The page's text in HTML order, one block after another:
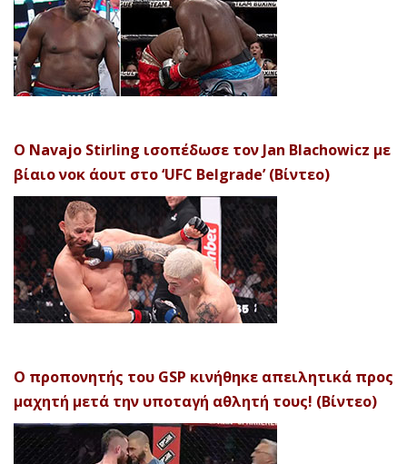
Ο Navajo Stirling ισοπέδωσε τον Jan Blachowicz με
βίαιο νοκ άουτ στο ‘UFC Belgrade’ (Βίντεο)
Ο προπονητής του GSP κινήθηκε απειλητικά προς
μαχητή μετά την υποταγή αθλητή τους! (Βίντεο)